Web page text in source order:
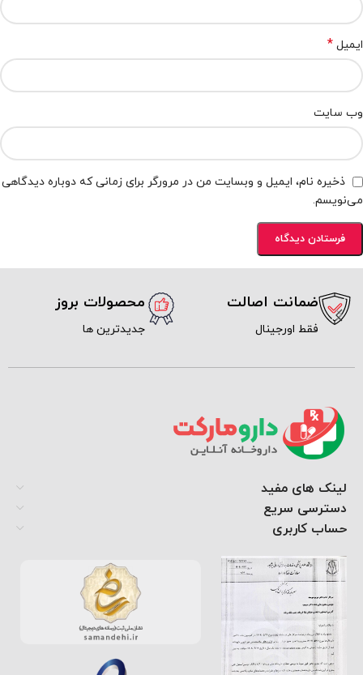
ایمیل *
وب‌ سایت
ذخیره نام، ایمیل و وبسایت من در مرورگر برای زمانی که دوباره دیدگاهی
می‌نویسم.
ضمانت اصالت
فقط اورجینال
محصولات بروز
جدیدترین ها
لینک های مفید
دسترسی سریع
حساب کاربری